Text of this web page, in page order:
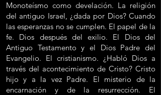
Monoteísmo como develación. La religión
del antiguo Israel, ¿dada por Dios? Cuando
las esperanzas no se cumplen. El papel de la
fe. Dios después del exilio. El Dios del
Antiguo Testamento y el Dios Padre del
Evangelio. El cristianismo. ¿Habló Dios a
través del acontecimiento de Cristo? Cristo
hijo y a la vez Padre. El misterio de la
encarnación y de la resurrección. El